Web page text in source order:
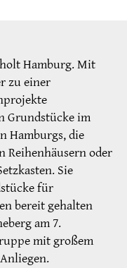
Hamburg. Mit
zu einer
Grundstücke im
Hamburgs, die
Reihenhäusern oder
Sie
für
bereit gehalten
am 7.
mit großem